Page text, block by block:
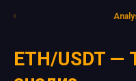
ETH/USDT —